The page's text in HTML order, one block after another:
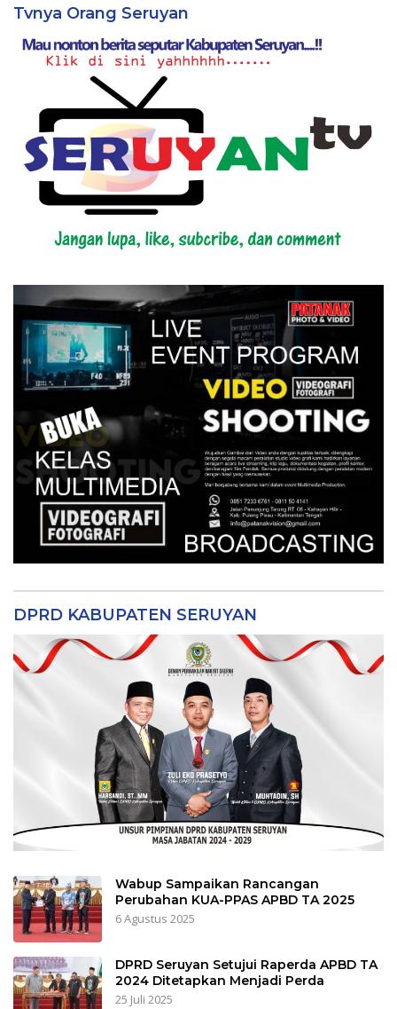
Tvnya Orang Seruyan
DPRD KABUPATEN SERUYAN
Wabup Sampaikan Rancangan
Perubahan KUA-PPAS APBD TA 2025
6 Agustus 2025
DPRD Seruyan Setujui Raperda APBD TA
2024 Ditetapkan Menjadi Perda
25 Juli 2025